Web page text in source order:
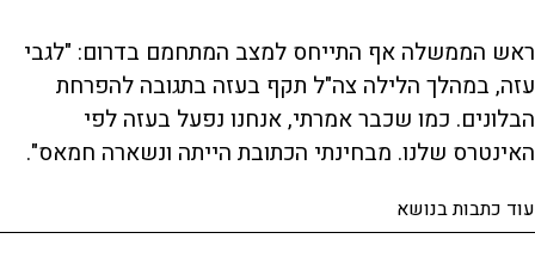
ראש הממשלה אף התייחס למצב המתחמם בדרום: "לגבי
עזה, במהלך הלילה צה"ל תקף בעזה בתגובה להפרחת
הבלונים. כמו שכבר אמרתי, אנחנו נפעל בעזה לפי
האינטרס שלנו. מבחינתי הכתובת הייתה ונשארה חמאס".
עוד כתבות בנושא